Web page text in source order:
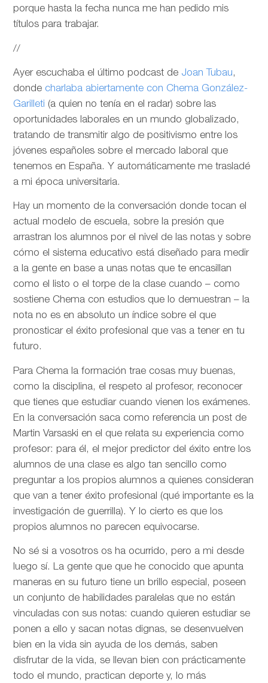
porque hasta la fecha nunca me han pedido mis
títulos para trabajar.
//
Ayer escuchaba el último podcast de Joan Tubau,
donde charlaba abiertamente con Chema González-
Garilleti (a quien no tenía en el radar) sobre las
oportunidades laborales en un mundo globalizado,
tratando de transmitir algo de positivismo entre los
jóvenes españoles sobre el mercado laboral que
tenemos en España. Y automáticamente me trasladé
a mi época universitaria.
Hay un momento de la conversación donde tocan el
actual modelo de escuela, sobre la presión que
arrastran los alumnos por el nivel de las notas y sobre
cómo el sistema educativo está diseñado para medir
a la gente en base a unas notas que te encasillan
como el listo o el torpe de la clase cuando – como
sostiene Chema con estudios que lo demuestran – la
nota no es en absoluto un índice sobre el que
pronosticar el éxito profesional que vas a tener en tu
futuro.
Para Chema la formación trae cosas muy buenas,
como la disciplina, el respeto al profesor, reconocer
que tienes que estudiar cuando vienen los exámenes.
En la conversación saca como referencia un post de
Martin Varsaski en el que relata su experiencia como
profesor: para él, el mejor predictor del éxito entre los
alumnos de una clase es algo tan sencillo como
preguntar a los propios alumnos a quienes consideran
que van a tener éxito profesional (qué importante es la
investigación de guerrilla). Y lo cierto es que los
propios alumnos no parecen equivocarse.
No sé si a vosotros os ha ocurrido, pero a mi desde
luego sí. La gente que que he conocido que apunta
maneras en su futuro tiene un brillo especial, poseen
un conjunto de habilidades paralelas que no están
vinculadas con sus notas: cuando quieren estudiar se
ponen a ello y sacan notas dignas, se desenvuelven
bien en la vida sin ayuda de los demás, saben
disfrutar de la vida, se llevan bien con prácticamente
todo el mundo, practican deporte y, lo más